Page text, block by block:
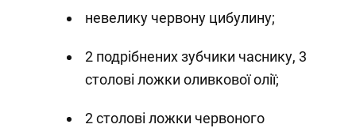
невелику червону цибулину;
2 подрібнених зубчики часнику, 3
столові ложки оливкової олії;
2 столові ложки червоного